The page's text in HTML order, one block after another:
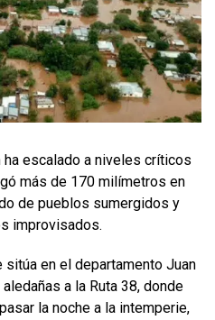
ha escalado a niveles críticos
más de 170 milímetros en
de pueblos sumergidos y
improvisados.
en el departamento Juan
a la Ruta 38, donde
la noche a la intemperie,